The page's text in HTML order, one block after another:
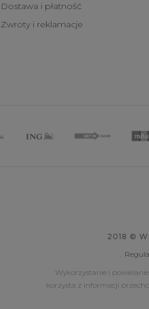
Dostawa i płatność
Zwroty i reklamacje
2018 ©
Wykorzystanie i
korzysta z informacji